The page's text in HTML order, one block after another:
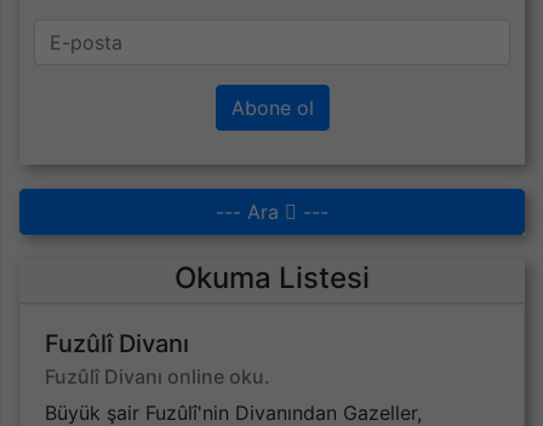
Abone ol
--- Ara ---
Okuma Listesi
Fuzûlî Divanı
Fuzûlî Divanı online oku.
Büyük şair Fuzûlî'nin Divanından Gazeller,